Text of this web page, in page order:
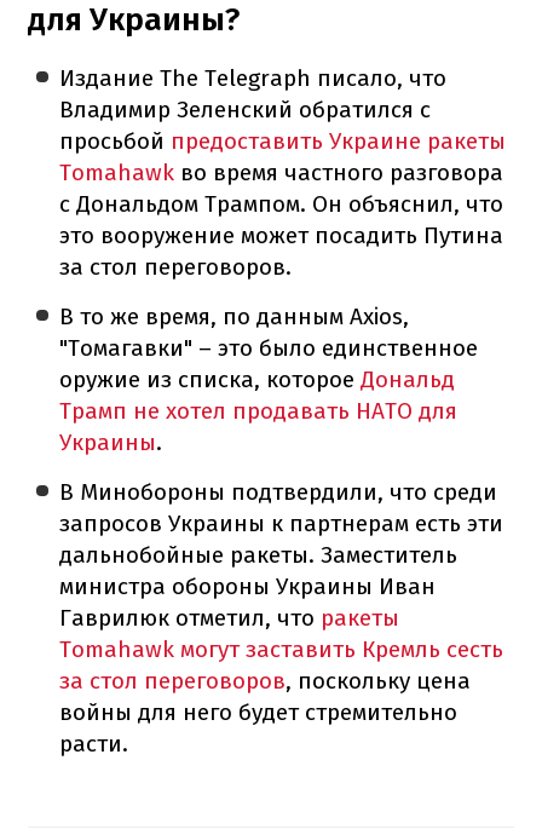
для Украины?
Издание The Telegraph писало, что
Владимир Зеленский обратился с
просьбой предоставить Украине ракеты
Tomahawk во время частного разговора
с Дональдом Трампом. Он объяснил, что
это вооружение может посадить Путина
за стол переговоров.
В то же время, по данным Axios,
"Томагавки" – это было единственное
оружие из списка, котороеДональд
Трамп не хотел продавать НАТО для
Украины.
В Минобороны подтвердили, что среди
запросов Украины к партнерам есть эти
дальнобойные ракеты. Заместитель
министра обороны Украины Иван
Гаврилюк отметил, что ракеты
Tomahawk могут заставить Кремль сесть
за стол переговоров, поскольку цена
войны для него будет стремительно
расти.